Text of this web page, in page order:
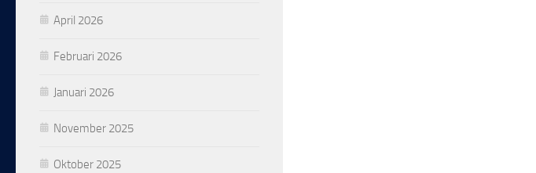
April 2026
Februari 2026
Januari 2026
November 2025
Oktober 2025